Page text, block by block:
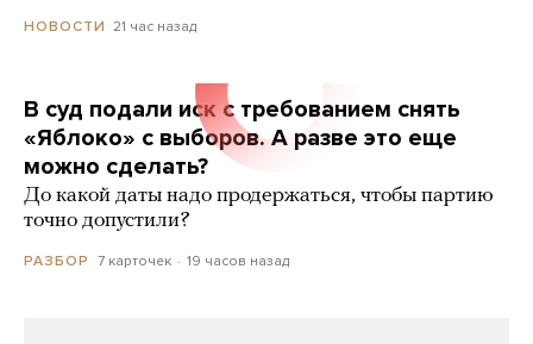
НОВОСТИ 21 час назад
В суд подали иск с требованием снять
«Яблоко» с выборов. А разве это еще
можно сделать?
До какой даты надо продержаться, чтобы партию
точно допустили?
РАЗБОР 7 карточек 19 часов назад